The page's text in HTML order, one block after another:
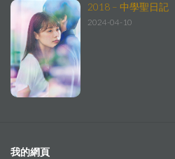
2018 – 中學聖日記
2024-04-10
我的網頁